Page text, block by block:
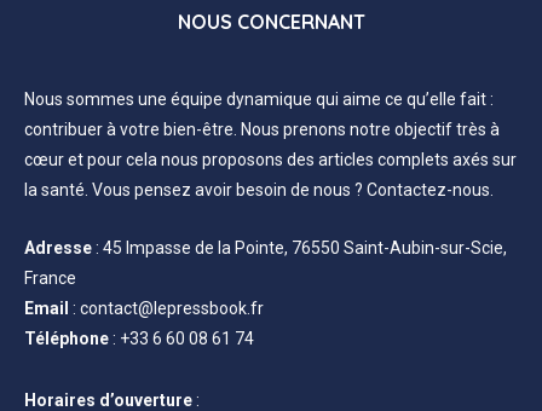
NOUS CONCERNANT
Nous sommes une équipe dynamique qui aime ce qu’elle fait :
contribuer à votre bien-être. Nous prenons notre objectif très à
cœur et pour cela nous proposons des articles complets axés sur
la santé. Vous pensez avoir besoin de nous ? Contactez-nous.
Adresse: 45 Impasse de la Pointe, 76550 Saint-Aubin-sur-Scie,
France
Email : contact@lepressbook.fr
Téléphone: +33 6 60 08 61 74
Horaires d’ouverture: